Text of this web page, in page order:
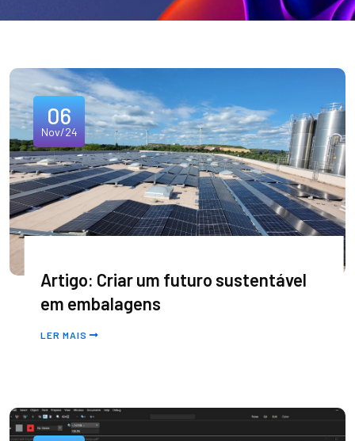
06
Nov/24
Artigo: Criar um futuro sustentável
em embalagens
LER MAIS